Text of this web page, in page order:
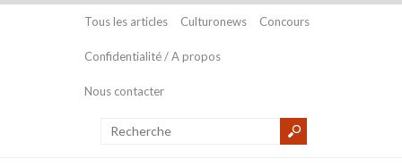
Tous les articles Culturonews Concours
Confidentialité / A propos
Nous contacter